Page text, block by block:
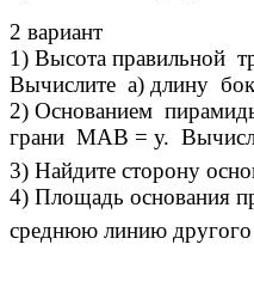
2 вариант
1) Высота правильной
Вычислите а) длину
2) Основанием
грани МАB = у.
3) Найдите сторону
4) Площадь основания
среднюю линию другого